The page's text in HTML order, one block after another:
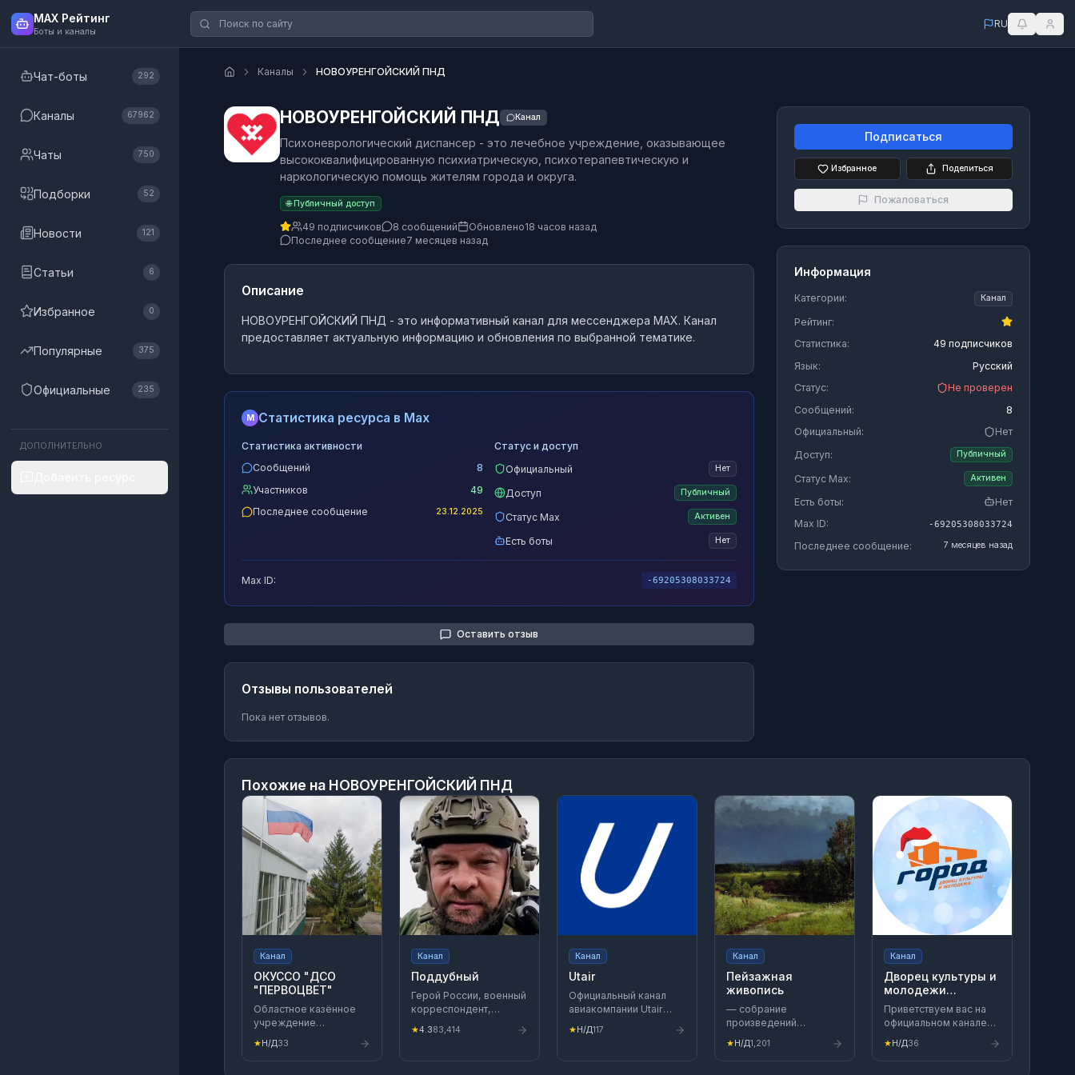
MAX Рейтинг
Боты и каналы
Чат-боты 292
Каналы 67962
Чаты 750
Подборки 52
Новости 121
Статьи 6
Избранное 0
Популярные 375
Официальные 235
ДОПОЛНИТЕЛЬНО
RU
Каналы НОВОУРЕНГОЙСКИЙ ПНД
НОВОУРЕНГОЙСКИЙ ПНД Канал
Психоневрологический диспансер - это лечебное учреждение, оказывающее
высококвалифицированную психиатрическую, психотерапевтическую и
наркологическую помощь жителям города и округа.
🌐 Публичный доступ
49 подписчиков 8 сообщений Обновлено18 часов назад
Последнее сообщение7 месяцев назад
Описание
НОВОУРЕНГОЙСКИЙ ПНД - это информативный канал для мессенджера MAX. Канал
предоставляет актуальную информацию и обновления по выбранной тематике.
M Статистика ресурса в Max
Статистика активности
Сообщений
8
Участников
49
Последнее сообщение
23.12.2025
Статус и доступ
Официальный
Нет
Доступ Публичный
Статус Max Активен
Есть боты Нет
Max ID: -69205308033724
Оставить отзыв
Отзывы пользователей
Пока нет отзывов.
Подписаться
Избранное Поделиться
Пожаловаться
Информация
Категории: Канал
Рейтинг:
Статистика:
49 подписчиков
Язык:
Русский
Статус:
Не проверен
Сообщений:
8
Официальный:
Нет
Доступ:
Публичный
Статус Max: Активен
Есть боты:
Нет
Max ID:
-69205308033724
Последнее сообщение: 7 месяцев назад
Похожие на НОВОУРЕНГОЙСКИЙ ПНД
Канал
ОКУССО "ДСО
"ПЕРВОЦВЕТ"
Областное казённое
учреждение
стационарного
социального
обслуживания «Дом
★Н/Д33
Канал
Поддубный
Герой России, военный
корреспондент,
генерального
★4.383,414
Канал
Utair
Официальный канал
авиакомпании Utair
Вконтакте:
https://vk.com/utair
https://t.me/Utair Мерч:
★Н/Д117
Канал
Пейзажная
живопись
— собрание
произведений
художников -
пейзажистов. Вопросы,
реклама:
★Н/Д1,201
Канал
Дворец культуры и
молодежи
«ГОРОД»
Приветствуем вас на
официальном канале
ДКМ "ГОРОД". e-mail:
gorod53-info@mail.ru
Приёмная/директор:
★Н/Д36